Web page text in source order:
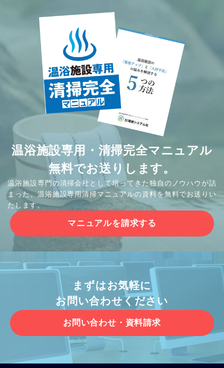
温浴施設専用・清掃完全マニュアル
無料でお送りします。
温浴施設専門の清掃会社として培ってきた独自のノウハウが詰
まった、温浴施設専用清掃マニュアルの資料を無料でお送りい
たします。
マニュアルを請求する
まずはお気軽に
お問い合わせください
お問い合わせ・資料請求